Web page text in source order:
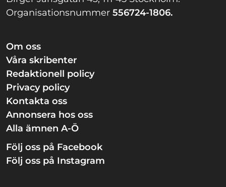
Organisationsnummer 556724-1806.
Om oss
Våra skribenter
Redaktionell policy
Privacy policy
Kontakta oss
Annonsera hos oss
Alla ämnen A-Ö
Följ oss på Facebook
Följ oss på Instagram